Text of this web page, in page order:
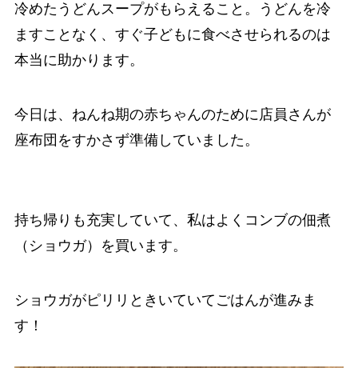
冷めたうどんスープがもらえること。うどんを冷
ますことなく、すぐ子どもに食べさせられるのは
本当に助かります。
今日は、ねんね期の赤ちゃんのために店員さんが
座布団をすかさず準備していました。
持ち帰りも充実していて、私はよくコンブの佃煮
（ショウガ）を買います。
ショウガがピリリときいていてごはんが進みま
す！